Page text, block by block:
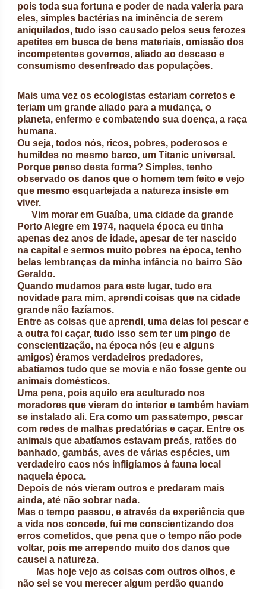
pois toda sua fortuna e poder de nada valeria para
eles, simples bactérias na iminência de serem
aniquilados, tudo isso causado pelos seus ferozes
apetites em busca de bens materiais, omissão dos
incompetentes governos, aliado ao descaso e
consumismo desenfreado das populações.
Mais uma vez os ecologistas estariam corretos e
teriam um grande aliado para a mudança, o
planeta, enfermo e combatendo sua doença, a raça
humana.
Ou seja, todos nós, ricos, pobres, poderosos e
humildes no mesmo barco, um Titanic universal.
Porque penso desta forma? Simples, tenho
observado os danos que o homem tem feito e vejo
que mesmo esquartejada a natureza insiste em
viver.
Vim morar em Guaíba, uma cidade da grande
Porto Alegre em 1974, naquela época eu tinha
apenas dez anos de idade, apesar de ter nascido
na capital e sermos muito pobres na época, tenho
belas lembranças da minha infância no bairro São
Geraldo.
Quando mudamos para este lugar, tudo era
novidade para mim, aprendi coisas que na cidade
grande não fazíamos.
Entre as coisas que aprendi, uma delas foi pescar e
a outra foi caçar, tudo isso sem ter um pingo de
conscientização, na época nós (eu e alguns
amigos) éramos verdadeiros predadores,
abatíamos tudo que se movia e não fosse gente ou
animais domésticos.
Uma pena, pois aquilo era aculturado nos
moradores que vieram do interior e também haviam
se instalado ali. Era como um passatempo, pescar
com redes de malhas predatórias e caçar. Entre os
animais que abatíamos estavam preás, ratões do
banhado, gambás, aves de várias espécies, um
verdadeiro caos nós infligíamos à fauna local
naquela época.
Depois de nós vieram outros e predaram mais
ainda, até não sobrar nada.
Mas o tempo passou, e através da experiência que
a vida nos concede, fui me conscientizando dos
erros cometidos, que pena que o tempo não pode
voltar, pois me arrependo muito dos danos que
causei a natureza.
Mas hoje vejo as coisas com outros olhos, e
não sei se vou merecer algum perdão quando